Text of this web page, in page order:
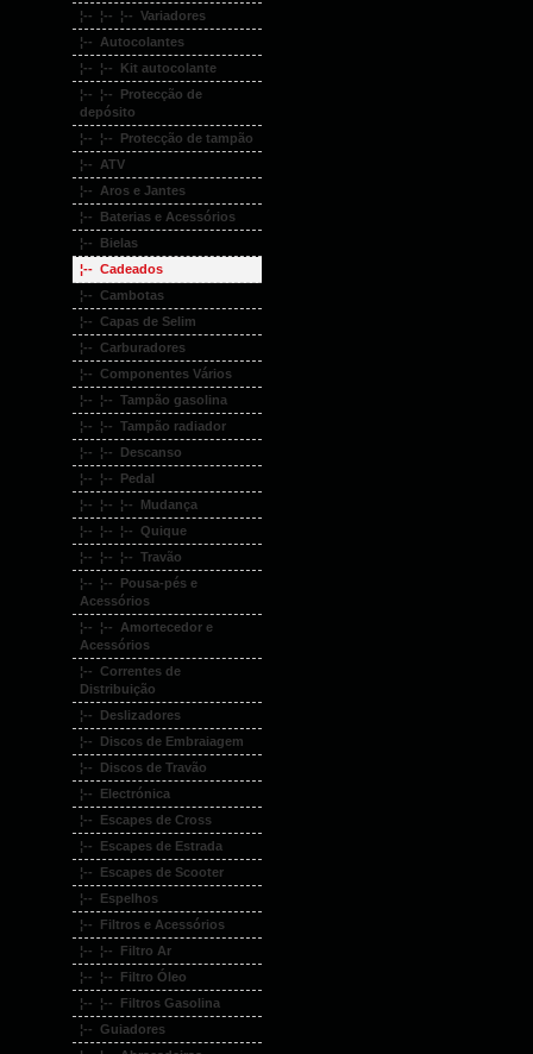
¦-- ¦-- ¦-- Variadores
¦-- Autocolantes
¦-- ¦-- Kit autocolante
¦-- ¦-- Protecção de
depósito
¦-- ¦-- Protecção de tampão
¦-- ATV
¦-- Aros e Jantes
¦-- Baterias e Acessórios
¦-- Bielas
¦-- Cadeados
¦-- Cambotas
¦-- Capas de Selim
¦-- Carburadores
¦-- Componentes Vários
¦-- ¦-- Tampão gasolina
¦-- ¦-- Tampão radiador
¦-- ¦-- Descanso
¦-- ¦-- Pedal
¦-- ¦-- ¦-- Mudança
¦-- ¦-- ¦-- Quique
¦-- ¦-- ¦-- Travão
¦-- ¦-- Pousa-pés e
Acessórios
¦-- ¦-- Amortecedor e
Acessórios
¦-- Correntes de
Distribuição
¦-- Deslizadores
¦-- Discos de Embraiagem
¦-- Discos de Travão
¦-- Electrónica
¦-- Escapes de Cross
¦-- Escapes de Estrada
¦-- Escapes de Scooter
¦-- Espelhos
¦-- Filtros e Acessórios
¦-- ¦-- Filtro Ar
¦-- ¦-- Filtro Óleo
¦-- ¦-- Filtros Gasolina
¦-- Guiadores